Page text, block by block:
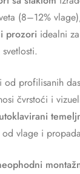
(8–12%
prozori idealni
od profilisanih
čvrstoći i
od vlage i